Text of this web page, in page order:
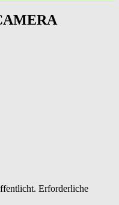
Erforderliche